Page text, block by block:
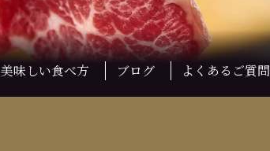
美味しい食べ方 ブログ よくあるご質問